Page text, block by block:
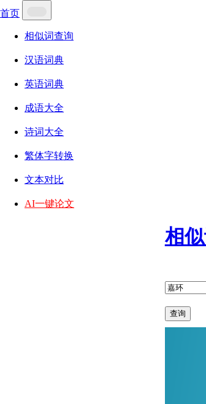
首页
相似词查询
汉语词典
英语词典
成语大全
诗词大全
繁体字转换
文本对比
AI一键论文
相
查询